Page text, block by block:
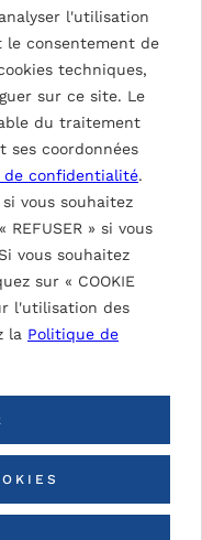
l'utilisation
le consentement de
techniques,
sur ce site. Le
du traitement
ses coordonnées
de confidentialité.
si vous souhaitez
» si vous
vous souhaitez
sur « COOKIE
l'utilisation des
la Politique de